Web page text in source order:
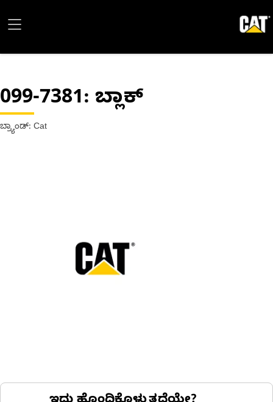
099-7381: ಬ್ಲಾಕ್
ಬ್ರ್ಯಾಂಡ್: Cat